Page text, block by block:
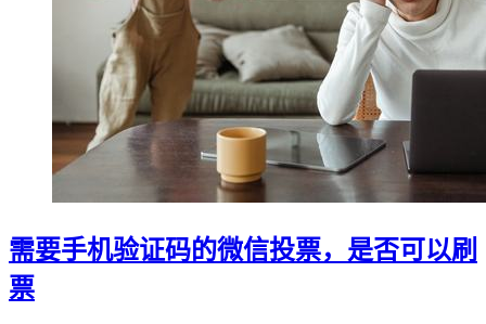
需要手机验证码的微信投票，是否可以刷
票